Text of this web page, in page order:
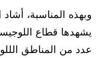
وبهذه المناسبة، أشاد
يشهدها قطاع
عدد من المناطق